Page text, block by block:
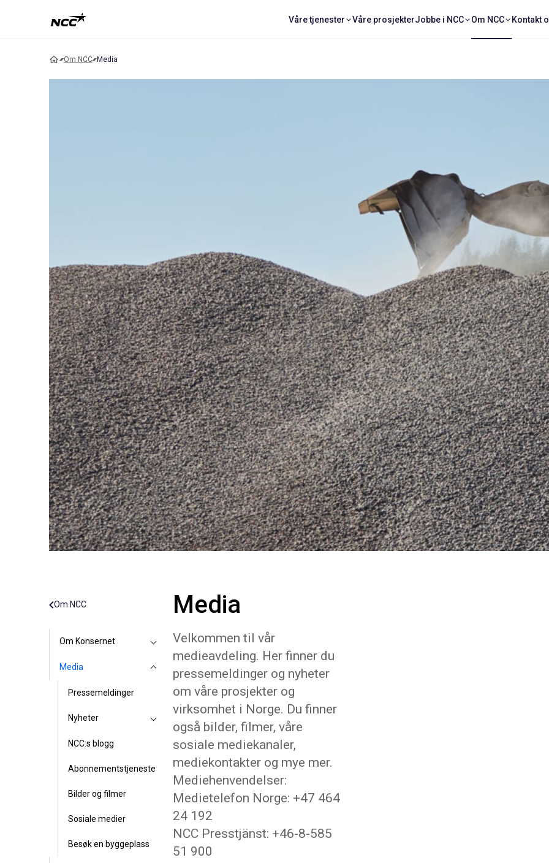
Våre tjenester Våre prosjekterJobbe i NCC Om NCC Kontakt
Om NCC Media
Om NCC
Om Konsernet
Media
Pressemeldinger
Nyheter
NCC:s blogg
Abonnementstjeneste
Bilder og filmer
Sosiale medier
Besøk en byggeplass
Media
Velkommen til vår
medieavdeling. Her finner du
pressemeldinger og nyheter
om våre prosjekter og
virksomhet i Norge. Du finner
også bilder, filmer, våre
sosiale mediekanaler,
mediekontakter og mye mer.
Mediehenvendelser:
Medietelefon Norge: +47 464
24 192
NCC Presstjänst: +46-8-585
51 900